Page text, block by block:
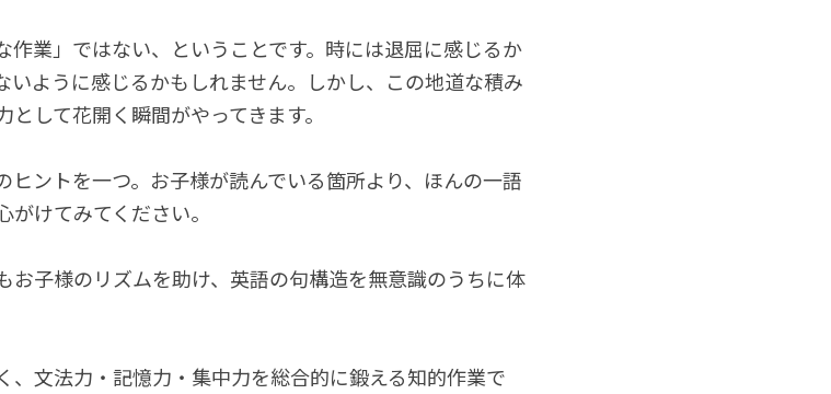
業」ではない、ということです。時には退屈に感じるか
ように感じるかもしれません。しかし、この地道な積み
して花開く瞬間がやってきます。
ントを一つ。お子様が読んでいる箇所より、ほんの一語
がけてみてください。
お子様のリズムを助け、英語の句構造を無意識のうちに体
、文法力・記憶力・集中力を総合的に鍛える知的作業で